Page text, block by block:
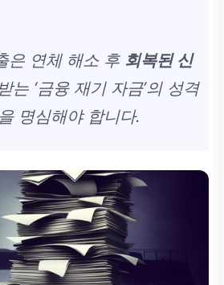
은 연체 해소 후 회복된 신
는 ‘금융 재기 자금’의 성격
명심해야 합니다.